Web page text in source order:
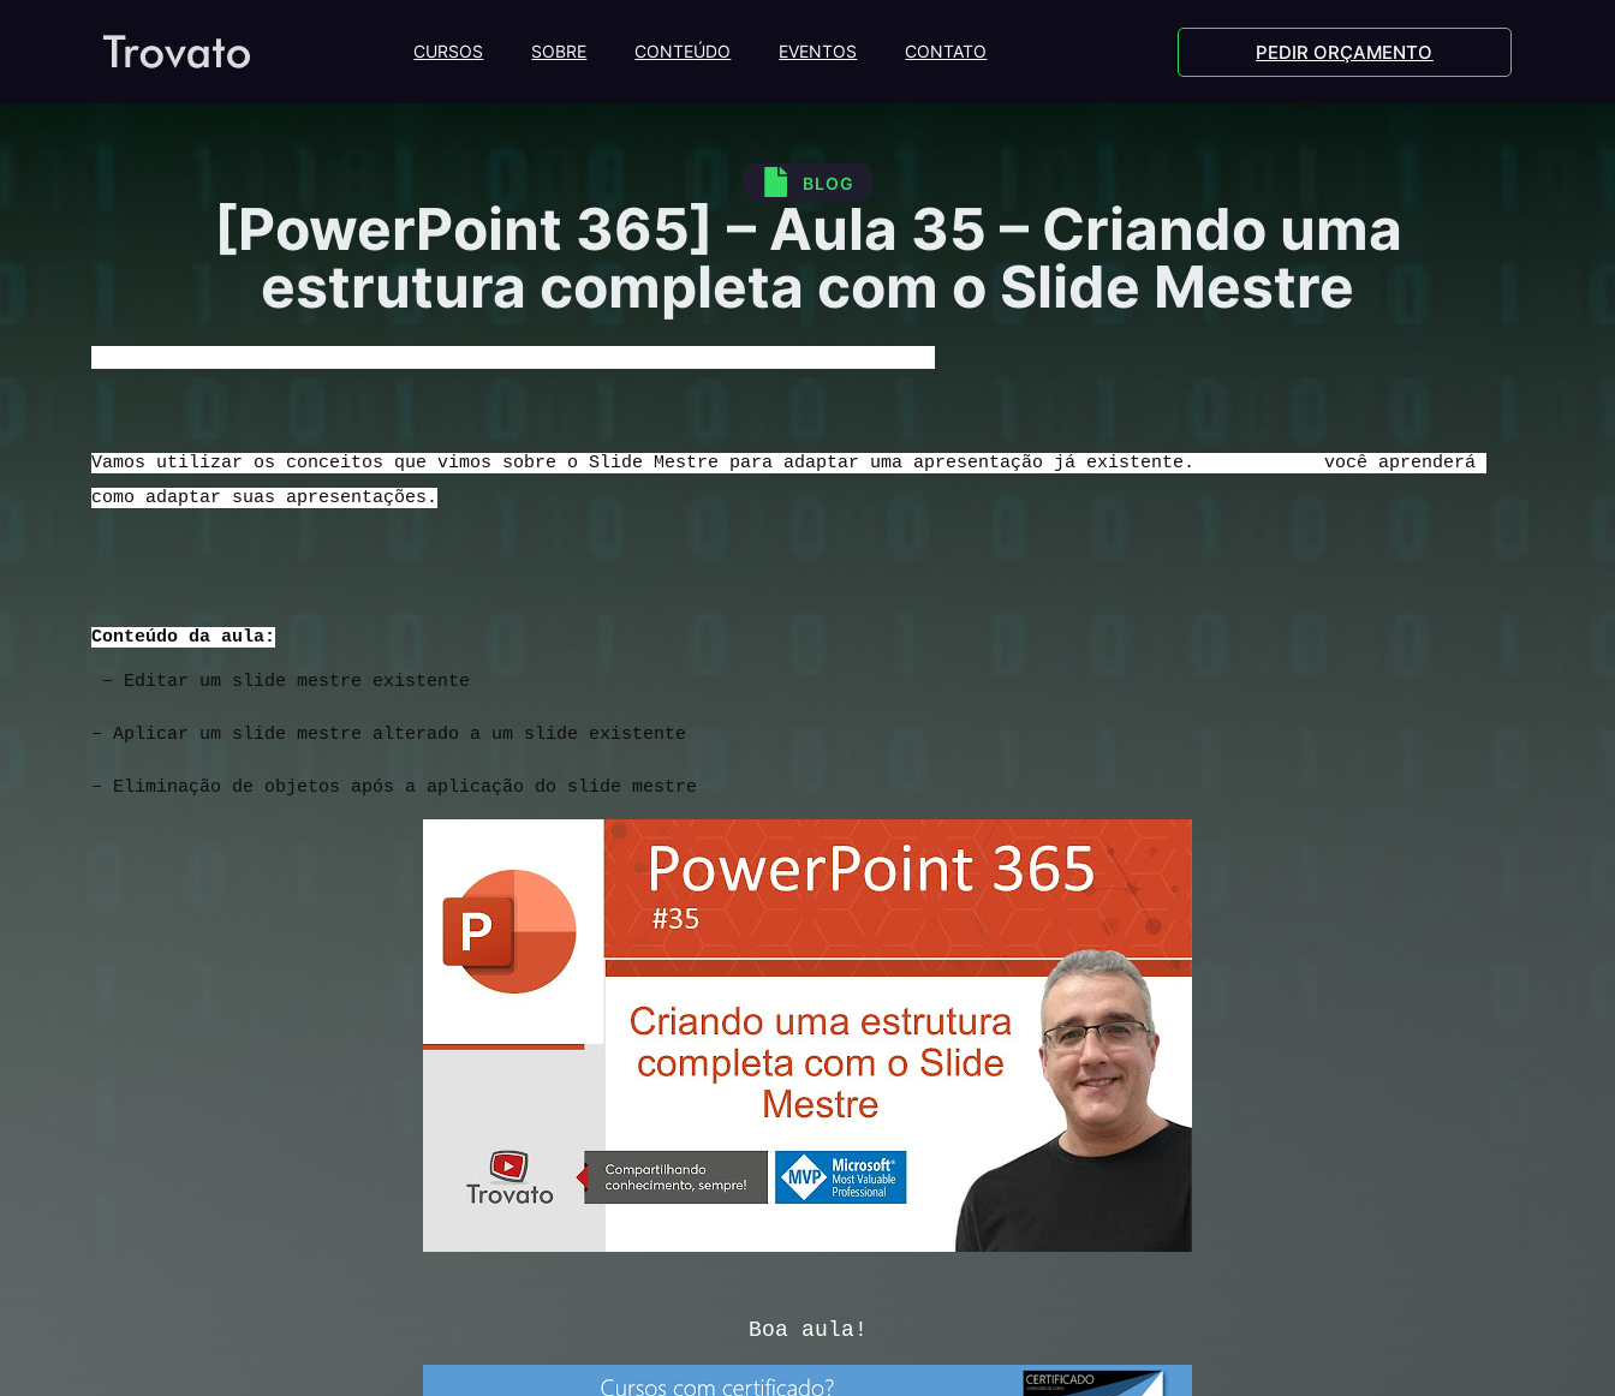
CURSOS SOBRE CONTEÚDO EVENTOS CONTATO PEDIR ORÇAMENTO
BLOG
[PowerPoint 365] – Aula 35 – Criando uma
estrutura completa com o Slide Mestre
Vamos utilizar os conceitos que vimos sobre o Slide Mestre para adaptar uma apresentação já existente.
você aprenderá
como adaptar suas apresentações.
Conteúdo da aula:
– Editar um slide mestre existente
– Aplicar um slide mestre alterado a um slide existente
– Eliminação de objetos após a aplicação do slide mestre
Boa aula!